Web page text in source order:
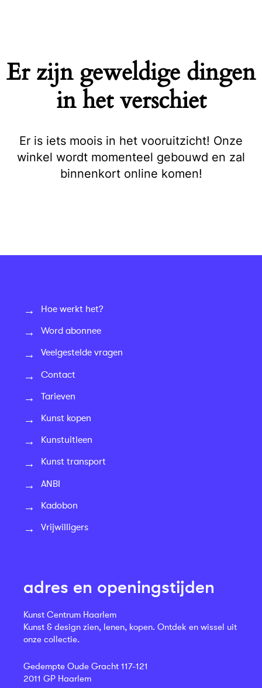
Er zijn geweldige dingen
in het verschiet
Er is iets moois in het vooruitzicht! Onze
winkel wordt momenteel gebouwd en zal
binnenkort online komen!
Hoe werkt het?
Word abonnee
Veelgestelde vragen
Contact
Tarieven
Kunst kopen
Kunstuitleen
Kunst transport
ANBI
Kadobon
Vrijwilligers
adres en openingstijden
Kunst Centrum Haarlem
Kunst & design zien, lenen, kopen. Ontdek en wissel uit
onze collectie.
Gedempte Oude Gracht 117-121
2011 GP Haarlem